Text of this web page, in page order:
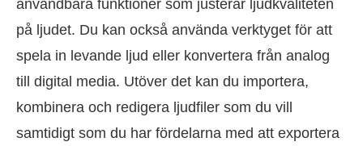
användbara funktioner som justerar ljudkvaliteten
på ljudet. Du kan också använda verktyget för att
spela in levande ljud eller konvertera från analog
till digital media. Utöver det kan du importera,
kombinera och redigera ljudfiler som du vill
samtidigt som du har fördelarna med att exportera